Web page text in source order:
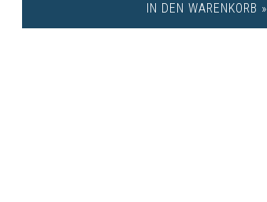
IN DEN WARENKORB »